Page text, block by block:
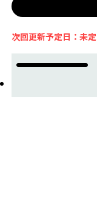
次回更新予定日：未定